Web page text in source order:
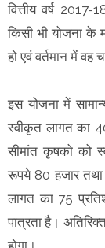
वित्तीय वर्ष
किसी भी योजना के
हो एवं वर्तमान में वह
इस योजना में
स्‍वीकृत लागत का
सीमांत कृषको को
रूपये 80 हजार
लागत का 75
पात्रता है।